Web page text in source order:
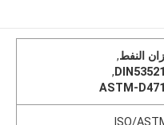
,
,
ISO/